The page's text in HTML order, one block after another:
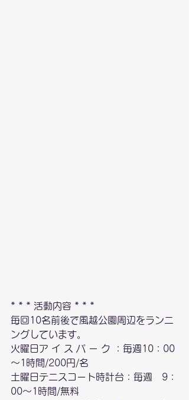
* * * 活動内容 * * *
毎回10名前後で風越公園周辺をランニ
ングしています。
火曜日ア イ ス パ ー ク ：毎週10：00
～1時間/200円/名
土曜日テニスコート時計台：毎週　9：
00～1時間/無料